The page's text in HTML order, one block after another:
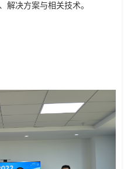
解决方案与相关技术。